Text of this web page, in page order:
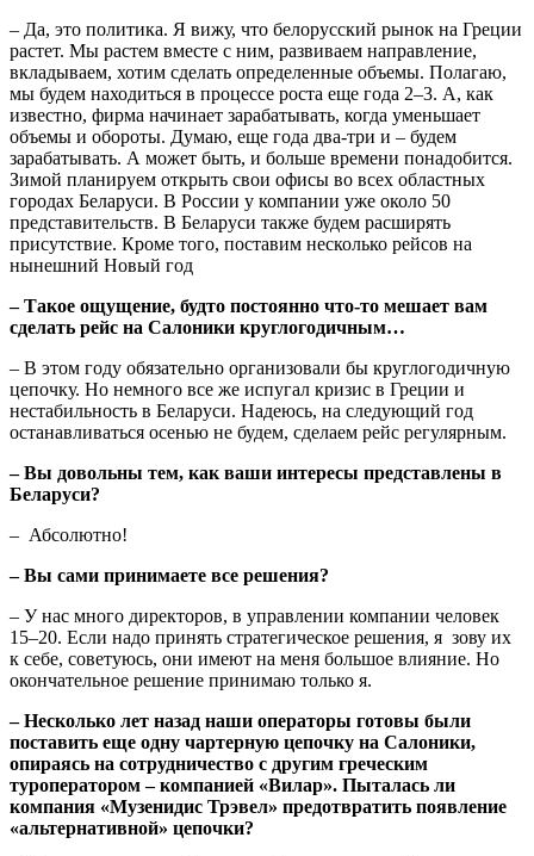
– Да, это политика. Я вижу, что белорусский рынок на Греции
растет. Мы растем вместе с ним, развиваем направление,
вкладываем, хотим сделать определенные объемы. Полагаю,
мы будем находиться в процессе роста еще года 2–3. А, как
известно, фирма начинает зарабатывать, когда уменьшает
объемы и обороты. Думаю, еще года два-три и – будем
зарабатывать. А может быть, и больше времени понадобится.
Зимой планируем открыть свои офисы во всех областных
городах Беларуси. В России у компании уже около 50
представительств. В Беларуси также будем расширять
присутствие. Кроме того, поставим несколько рейсов на
нынешний Новый год
– Такое ощущение, будто постоянно что-то мешает вам
сделать рейс на Салоники круглогодичным…
– В этом году обязательно организовали бы круглогодичную
цепочку. Но немного все же испугал кризис в Греции и
нестабильность в Беларуси. Надеюсь, на следующий год
останавливаться осенью не будем, сделаем рейс регулярным.
– Вы довольны тем, как ваши интересы представлены в
Беларуси?
– Абсолютно!
– Вы сами принимаете все решения?
– У нас много директоров, в управлении компании человек
15–20. Если надо принять стратегическое решения, я зову их
к себе, советуюсь, они имеют на меня большое влияние. Но
окончательное решение принимаю только я.
– Несколько лет назад наши операторы готовы были
поставить еще одну чартерную цепочку на Салоники,
опираясь на сотрудничество с другим греческим
туроператором – компанией «Вилар». Пыталась ли
компания «Музенидис Трэвел» предотвратить появление
«альтернативной» цепочки?